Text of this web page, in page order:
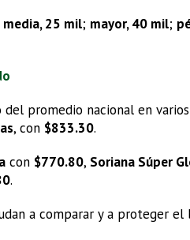
25 mil; mayor, 40 mil;
del promedio nacional en
, con $833.30.
con $770.80, Soriana Súper
.
a comparar y a proteger el